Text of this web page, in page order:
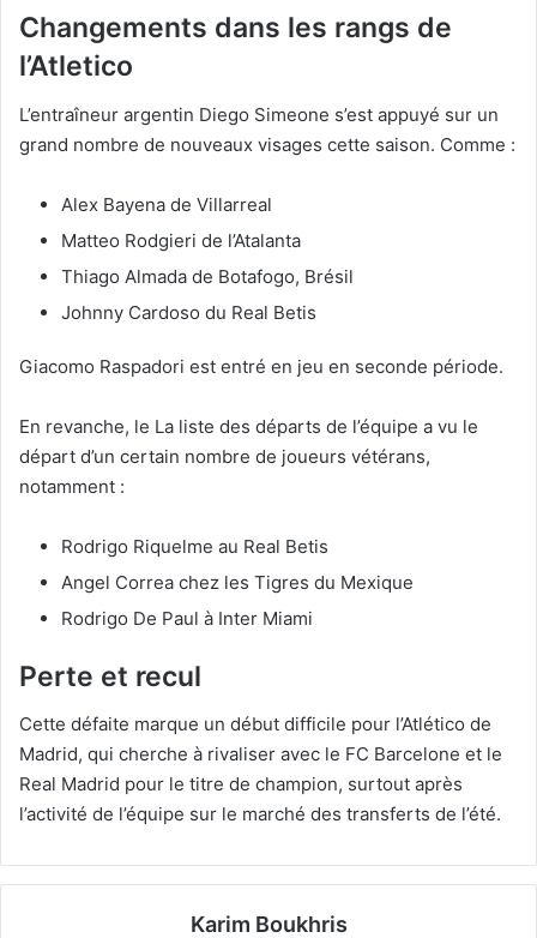
Changements dans les rangs de
l’Atletico
L’entraîneur argentin Diego Simeone s’est appuyé sur un
grand nombre de nouveaux visages cette saison. Comme :
Alex Bayena de Villarreal
Matteo Rodgieri de l’Atalanta
Thiago Almada de Botafogo, Brésil
Johnny Cardoso du Real Betis
Giacomo Raspadori est entré en jeu en seconde période.
En revanche, le La liste des départs de l’équipe a vu le
départ d’un certain nombre de joueurs vétérans,
notamment :
Rodrigo Riquelme au Real Betis
Angel Correa chez les Tigres du Mexique
Rodrigo De Paul à Inter Miami
Perte et recul
Cette défaite marque un début difficile pour l’Atlético de
Madrid, qui cherche à rivaliser avec le FC Barcelone et le
Real Madrid pour le titre de champion, surtout après
l’activité de l’équipe sur le marché des transferts de l’été.
Karim Boukhris